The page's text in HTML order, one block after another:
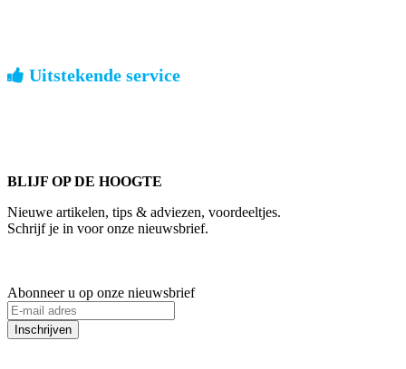
Uitstekende service
BLIJF OP DE HOOGTE
Nieuwe artikelen, tips & adviezen, voordeeltjes.
Schrijf je in voor onze nieuwsbrief.
Abonneer u op onze nieuwsbrief
Inschrijven